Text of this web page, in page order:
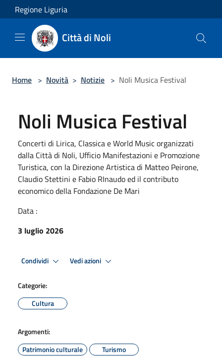
Salta al contenuto principale
Regione Liguria
Città di Noli
Home > Novità > Notizie > Noli Musica Festival
Noli Musica Festival
Concerti di Lirica, Classica e World Music organizzati
dalla Città di Noli, Ufficio Manifestazioni e Promozione
Turistica, con la Direzione Artistica di Matteo Peirone,
Claudio Stettini e Fabio RInaudo ed il contributo
economico della Fondazione De Mari
Data :
3 luglio 2026
Condividi Vedi azioni
Categorie:
Cultura
Argomenti:
Patrimonio culturale
Turismo